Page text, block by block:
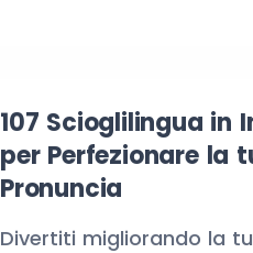
107 Scioglilingua in
per Perfezionare la
Pronuncia
Divertiti migliorando la